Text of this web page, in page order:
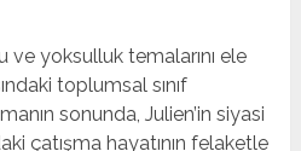
ve yoksulluk temalarını ele
toplumsal sınıf
sonunda, Julien’in siyasi
çatışma hayatının felaketle